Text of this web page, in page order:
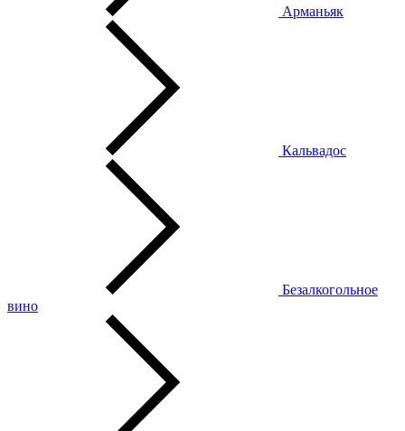
Арманьяк
Кальвадос
Безалкогольное
вино